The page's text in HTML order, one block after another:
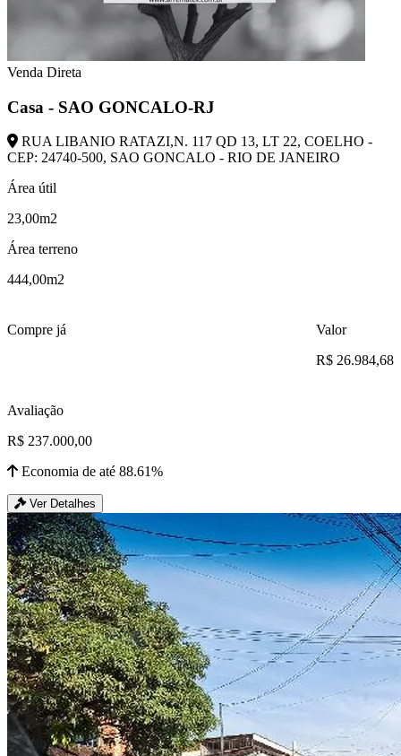
Venda Direta
Casa - SAO GONCALO-RJ
RUA LIBANIO RATAZI,N. 117 QD 13, LT 22, COELHO -
CEP: 24740-500, SAO GONCALO - RIO DE JANEIRO
Área útil
23,00m2
Área terreno
444,00m2
Compre já
Valor
R$ 26.984,68
Avaliação
R$ 237.000,00
Economia de até 88.61%
Ver Detalhes